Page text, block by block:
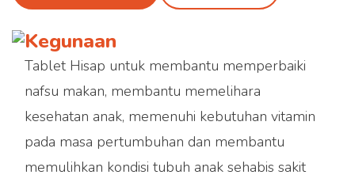
Kegunaan
Tablet Hisap untuk membantu memperbaiki
nafsu makan, membantu memelihara
kesehatan anak, memenuhi kebutuhan vitamin
pada masa pertumbuhan dan membantu
memulihkan kondisi tubuh anak sehabis sakit